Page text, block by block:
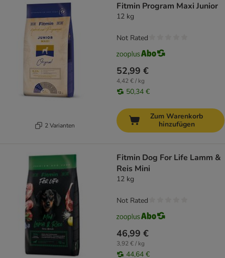
2 Varianten
Fitmin Program Maxi Junior
12 kg
52,99 €
4,42 € / kg
50,34 €
Not Rated
Zum Warenkorb
hinzufügen
Fitmin Dog For Life Lamm &
Reis Mini
12 kg
46,99 €
3,92 € / kg
44,64 €
Not Rated